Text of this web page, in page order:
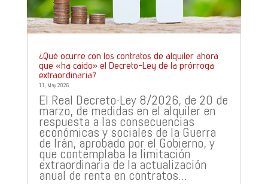
¿Qué ocurre con los contratos de alquiler ahora
que «ha caído» el Decreto-Ley de la prórroga
extraordinaria?
11, May 2026
El Real Decreto-Ley 8/2026, de 20 de
marzo, de medidas en el alquiler en
respuesta a las consecuencias
económicas y sociales de la Guerra
de Irán, aprobado por el Gobierno, y
que contemplaba la limitación
extraordinaria de la actualización
anual de renta en contratos...